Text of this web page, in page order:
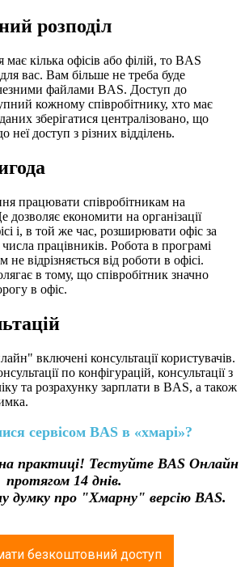
розподіл
кілька офісів або філій, то BAS
вас. Вам більше не треба буде
файлами BAS. Доступ до
кожному співробітнику, хто має
зберігатися централізовано, що
неї доступ з різних відділень.
працювати співробітникам на
дозволяє економити на організації
і, в той же час, розширювати офіс за
працівників. Робота в програмі
відрізняється від роботи в офісі.
в тому, що співробітник значно
в офіс.
включені консультації користувачів.
по конфігурацій, консультації з
та розрахунку зарплати в BAS, а також
сервісом BAS в «хмарі»?
практиці! Тестуйте BAS Онлайн
протягом 14 днів.
думку про "Хмарну" версію BAS.
безкоштовний доступ